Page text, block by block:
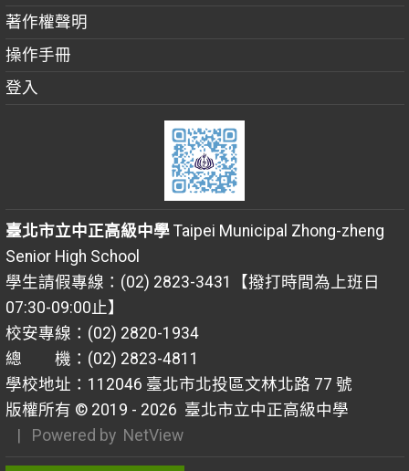
著作權聲明
操作手冊
登入
臺北市立中正高級中學Taipei Municipal Zhong-zheng
Senior High School
學生請假專線：(02) 2823-3431【撥打時間為上班日
07:30-09:00止】
校安專線：(02) 2820-1934
總 機：(02) 2823-4811
學校地址：112046 臺北市北投區文林北路 77 號
版權所有 © 2019 - 2026 臺北市立中正高級中學
| Powered by NetView